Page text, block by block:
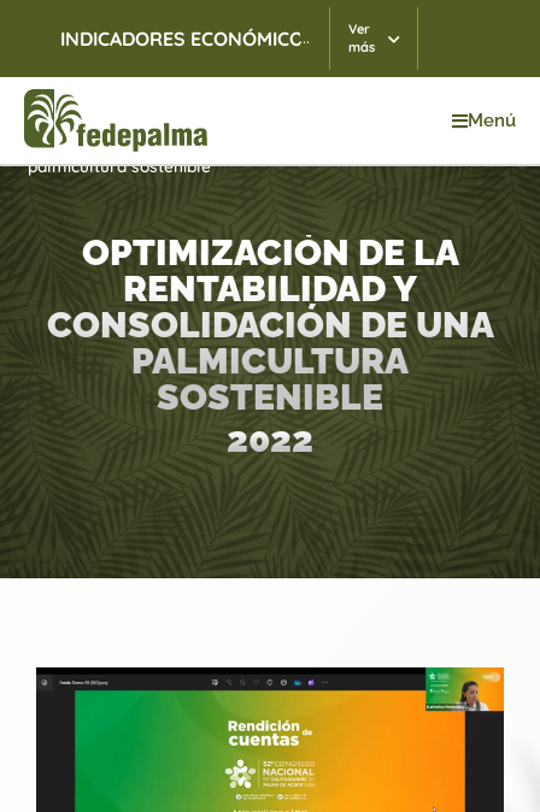
INDICADORES ECONÓMICOS TRM 07/08/2026
...
Ver
más
Menú
Inicio >Optimización de la rentabilidad y consolidación de una
palmicultura sostenible
OPTIMIZACIÓN DE LA
RENTABILIDAD Y
CONSOLIDACIÓN DE UNA
PALMICULTURA
SOSTENIBLE
2022